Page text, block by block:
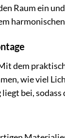
Raum ein
dem
wie viel
bei,